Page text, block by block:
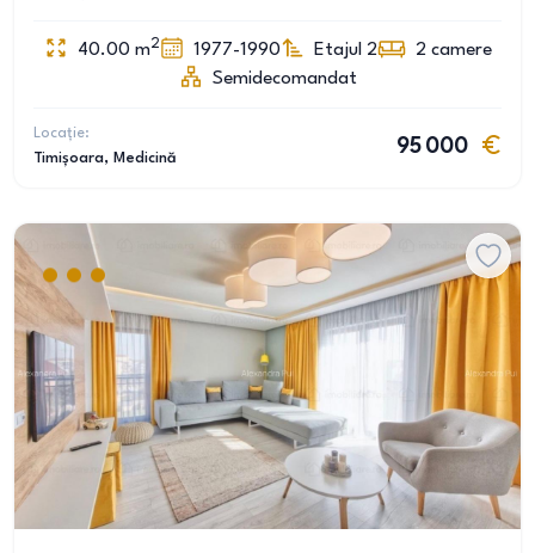
40.00 m2 1977-1990 Etajul 2 2 camere
Semidecomandat
Locație:
Timișoara, Medicină
95 000